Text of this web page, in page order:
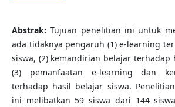
Abstrak:Tujuan penelitian ini untuk
ada tidaknya pengaruh (1) e-learning
siswa, (2) kemandirian belajar terhadap
(3) pemanfaatan e-learning dan
terhadap hasil belajar siswa.
ini melibatkan 59 siswa dari 144